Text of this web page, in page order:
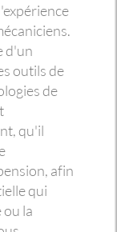
d'un
outils de
de
qu'il
afin
qui
la